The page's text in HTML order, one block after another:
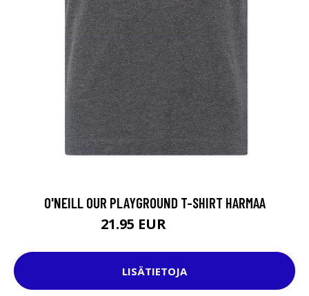
O'NEILL OUR PLAYGROUND T-SHIRT HARMAA
21.95 EUR
LISÄTIETOJA